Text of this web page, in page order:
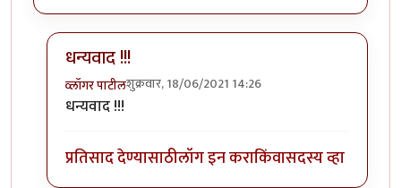
धन्यवाद !!!
व्लॉगर पाटीलशुक्रवार, 18/06/2021 14:26
In reply to
धन्यवाद !!!
प्रतिसाद देण्यासाठीलॉग इन कराकिंवासदस्य व्हा